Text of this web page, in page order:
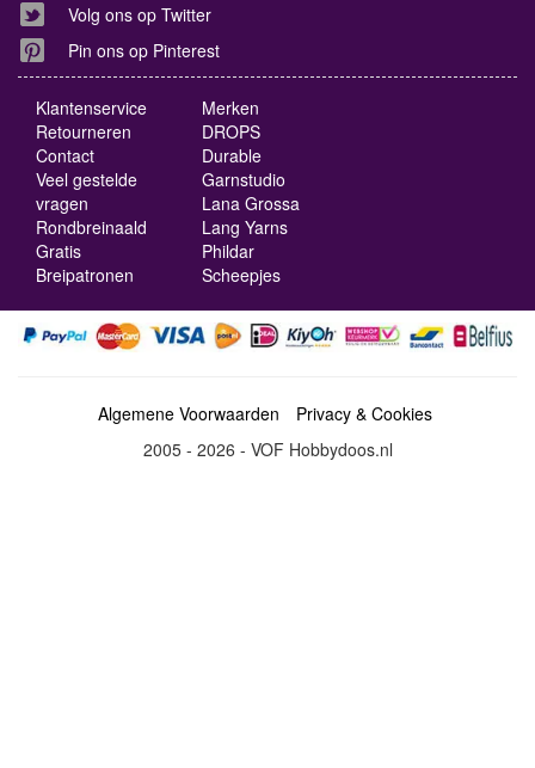
Volg ons op Twitter
Pin ons op Pinterest
Klantenservice
Retourneren
Contact
Veel gestelde
vragen
Rondbreinaald
Gratis
Breipatronen
Merken
DROPS
Durable
Garnstudio
Lana Grossa
Lang Yarns
Phildar
Scheepjes
Algemene Voorwaarden
Privacy & Cookies
2005 - 2026 - VOF Hobbydoos.nl